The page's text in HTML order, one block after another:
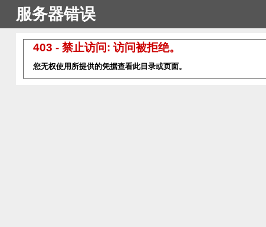
服务器错误
403 - 禁止访问: 访问被拒绝。
您无权使用所提供的凭据查看此目录或页面。